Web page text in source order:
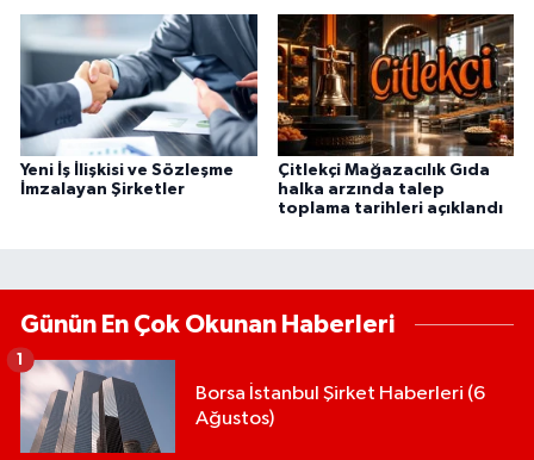
Yeni İş İlişkisi ve Sözleşme
İmzalayan Şirketler
Çitlekçi Mağazacılık Gıda
halka arzında talep
toplama tarihleri açıklandı
Günün En Çok Okunan Haberleri
Borsa İstanbul Şirket Haberleri (6
Ağustos)
1